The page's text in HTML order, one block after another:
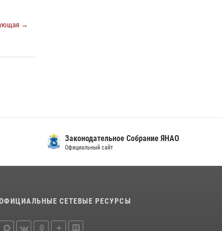
→
Законодательное Собрание ЯНАО
Официальный сайт
СЕТЕВЫЕ РЕСУРСЫ